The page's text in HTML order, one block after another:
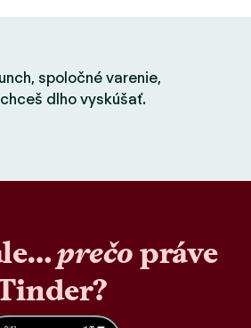
spoločné varenie,
dlho vyskúšať.
prečopráve